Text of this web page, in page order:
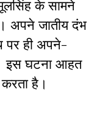
के सामने
अपने जातीय दंभ
पर ही अपने-
इस घटना आहत
है।